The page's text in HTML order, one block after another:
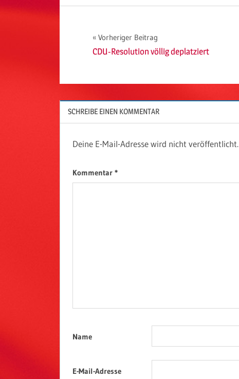
Beitragsnavigation
Vorheriger Beitrag
CDU-Resolution völlig deplatziert
SCHREIBE EINEN KOMMENTAR
Deine E-Mail-Adresse wird nicht veröffentlicht.
Kommentar *
Name
E-Mail-Adresse